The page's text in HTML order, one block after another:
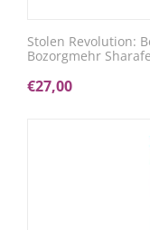
Stolen Revolution:
Bozorgmehr
€27,00